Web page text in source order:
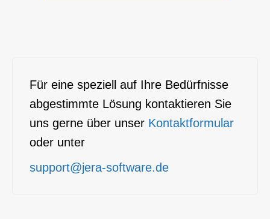
Für eine speziell auf Ihre Bedürfnisse
abgestimmte Lösung kontaktieren Sie
uns gerne über unser Kontaktformular
oder unter
support@jera-software.de